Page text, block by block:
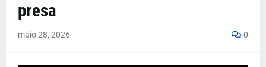
presa
maio 28, 2026 0